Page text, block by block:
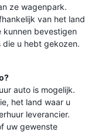
ze wagenpark.
van het land
kunnen bevestigen
u hebt gekozen.
auto is mogelijk.
het land waar u
leverancier.
uw gewenste